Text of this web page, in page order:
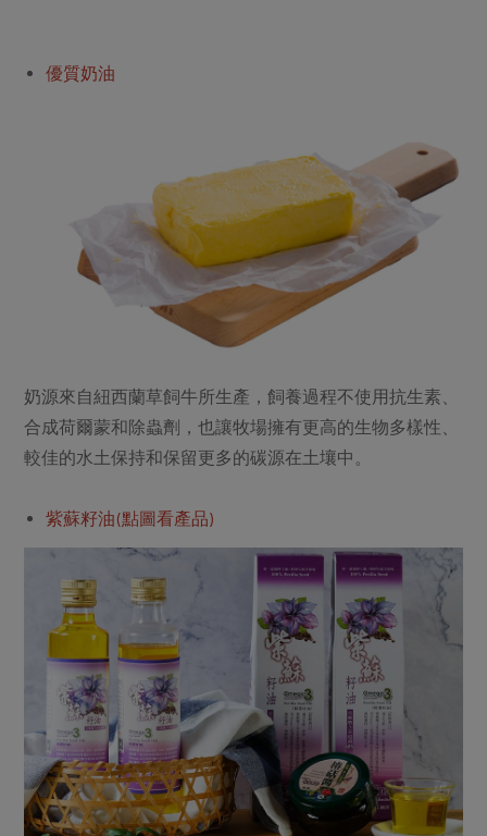
優質奶油
奶源來自紐西蘭草飼牛所生產，飼養過程不使用抗生素、
合成荷爾蒙和除蟲劑，也讓牧場擁有更高的生物多樣性、
較佳的水土保持和保留更多的碳源在土壤中。
紫蘇籽油(點圖看產品)